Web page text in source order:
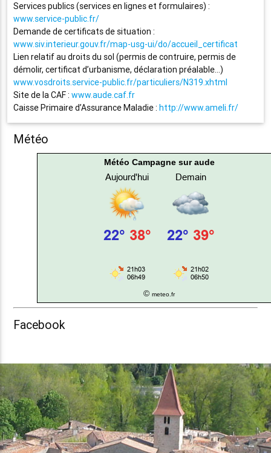
Services publics (services en lignes et formulaires) :
www.service-public.fr/
Demande de certificats de situation :
www.siv.interieur.gouv.fr/map-usg-ui/do/accueil_certificat
Lien relatif au droits du sol (permis de contruire, permis de
démolir, certificat d’urbanisme, déclaration préalable…)
www.vosdroits.service-public.fr/particuliers/N319.xhtml
Site de la CAF :www.aude.caf.fr
Caisse Primaire d’Assurance Maladie : http://www.ameli.fr/
Météo
Météo Campagne sur aude
© meteo.fr
Facebook